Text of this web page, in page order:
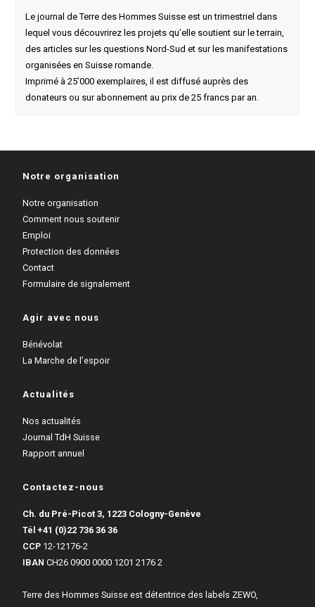
Le journal de Terre des Hommes Suisse est un trimestriel dans
lequel vous découvrirez les projets qu’elle soutient sur le terrain,
des articles sur les questions Nord-Sud et sur les manifestations
organisées en Suisse romande.
Imprimé à 25’000 exemplaires, il est diffusé auprès des
donateurs ou sur abonnement au prix de 25 francs par an.
Notre organisation
Notre organisation
Comment nous soutenir
Emploi
Protection des données
Contact
Formulaire de signalement
Agir avec nous
Bénévolat
La Marche de l’espoir
Actualités
Nos actualités
Journal TdH Suisse
Rapport annuel
Contactez-nous
Ch. du Pré-Picot 3, 1223 Cologny-Genève
Tél +41 (0)22 736 36 36
CCP 12-12176-2
IBAN CH26 0900 0000 1201 2176 2
Terre des Hommes Suisse est détentrice des labels ZEWO,